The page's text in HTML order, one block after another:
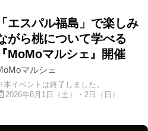
「エスパル福島」で楽しみ
がら桃について学べる
『MoMoマルシェ』開催
マルシェ
イベントは終了しました。
2026年8月1日（土）・2日（日）